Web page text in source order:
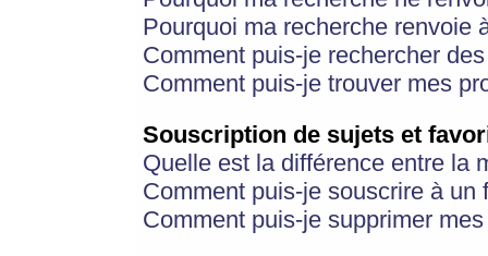
Pourquoi ma recherche renvoie
Comment puis-je rechercher
Comment puis-je trouver mes
Souscription de sujets et
Quelle est la différence entre la
Comment puis-je souscrire à
Comment puis-je supprimer